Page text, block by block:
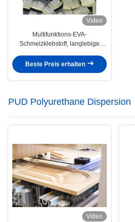
Video
Multifunktions-EVA-
Schmelzklebstoff, langlebige
Kantenversiegelung von
Beste Preis erhalten
PUD Polyurethane Dispersion
Video